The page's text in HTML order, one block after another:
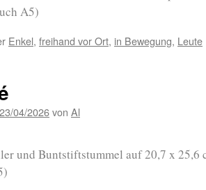
A5)
Enkel, freihand vor Ort, in Bewegung, Leute
23/04/2026von Al
und Buntstiftstummel auf 20,7 x 25,6